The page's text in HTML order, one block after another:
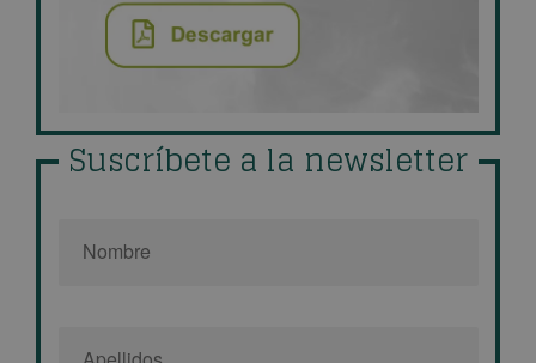
Suscríbete a la newsletter